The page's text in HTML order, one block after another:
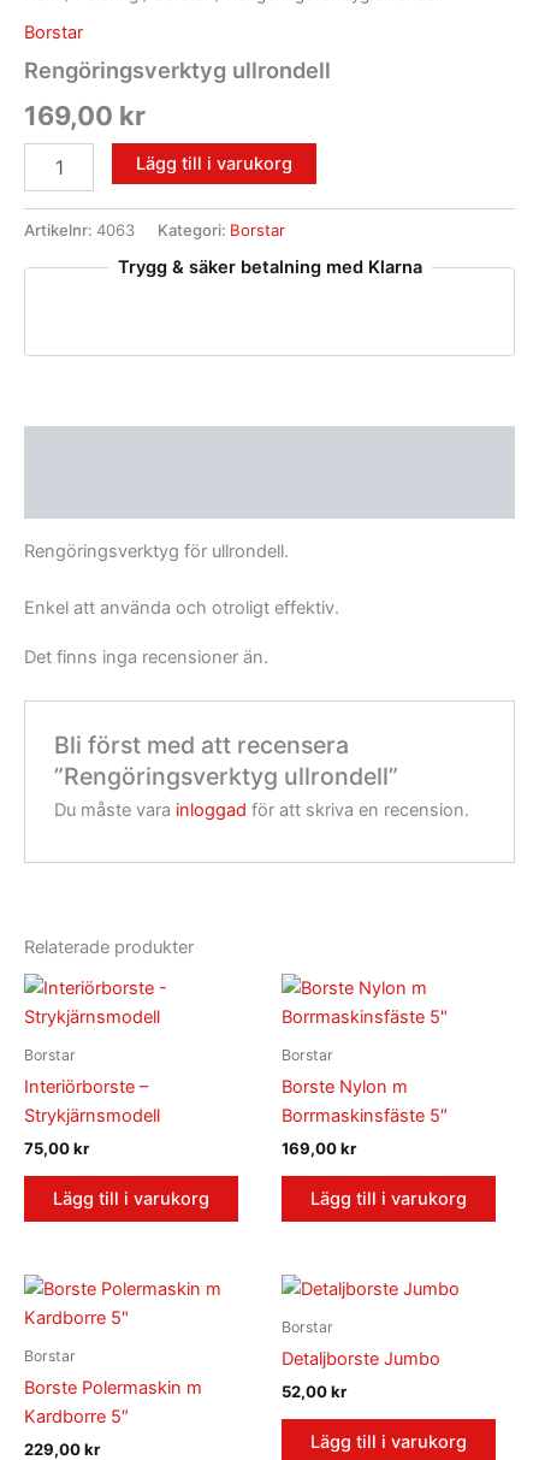
Borstar
Rengöringsverktyg ullrondell
169,00 kr
Lägg till i varukorg
Artikelnr: 4063 Kategori: Borstar
Trygg & säker betalning med Klarna
Rengöringsverktyg för ullrondell.
Enkel att använda och otroligt effektiv.
Det finns inga recensioner än.
Bli först med att recensera
”Rengöringsverktyg ullrondell”
Du måste vara inloggad för att skriva en recension.
Relaterade produkter
Borstar
Interiörborste –
Strykjärnsmodell
75,00kr
Lägg till i varukorg
Borstar
Borste Nylon m
Borrmaskinsfäste 5″
169,00kr
Lägg till i varukorg
Borstar
Borste Polermaskin m
Kardborre 5″
229,00kr
Borstar
Detaljborste Jumbo
52,00kr
Lägg till i varukorg